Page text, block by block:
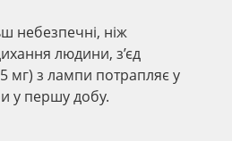
небезпечні, ніж
людини, з’єд
мг) з лампи потрапляє у
у першу добу.